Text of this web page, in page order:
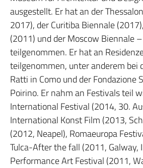
ausgestellt. Er hat an der
2017), der Curitiba Biennale
(2011) und der Moscow Biennale
teilgenommen. Er hat an
teilgenommen, unter anderem bei
Ratti in Como und der Fondazione
Poirino. Er nahm an Festivals teil
International Festival (2014, 30.
International Konst Film (2013,
(2012, Neapel), Romaeuropa
Tulca-After the fall (2011, Galway,
Performance Art Festival (2011,